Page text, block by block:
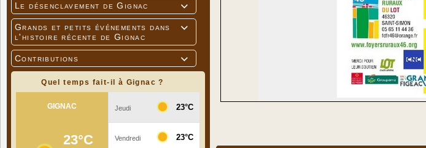

Le désenclavement de Gignac

Grands et petits événements dans
l'histoire récente de Gignac

Contributions
Quel temps fait-il à Gignac ?